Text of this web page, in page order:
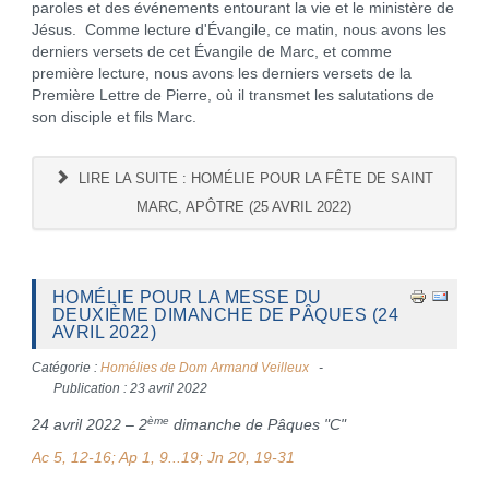
paroles et des événements entourant la vie et le ministère de
Jésus. Comme lecture d'Évangile, ce matin, nous avons les
derniers versets de cet Évangile de Marc, et comme
première lecture, nous avons les derniers versets de la
Première Lettre de Pierre, où il transmet les salutations de
son disciple et fils Marc.
LIRE LA SUITE : HOMÉLIE POUR LA FÊTE DE SAINT
MARC, APÔTRE (25 AVRIL 2022)
HOMÉLIE POUR LA MESSE DU
DEUXIÈME DIMANCHE DE PÂQUES (24
AVRIL 2022)
Catégorie : Homélies de Dom Armand Veilleux
Publication : 23 avril 2022
24 avril 2022 – 2ème dimanche de Pâques "C"
Ac 5, 12-16; Ap 1, 9...19; Jn 20, 19-31